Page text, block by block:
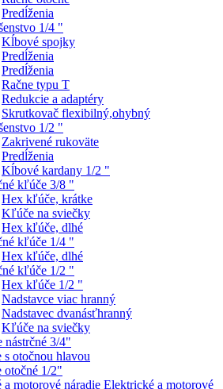
Predĺženia
1/4 "
Kĺbové spojky
Predĺženia
Predĺženia
Račne typu T
Redukcie a adaptéry
Skrutkovač flexibilný,ohybný
1/2 "
Zakrivené rukoväte
Predĺženia
Kĺbové kardany 1/2 "
kľúče 3/8 "
Hex kľúče, krátke
Kľúče na sviečky
Hex kľúče, dlhé
kľúče 1/4 "
Hex kľúče, dlhé
kľúče 1/2 "
Hex kľúče 1/2 "
Nadstavce viac hranný
Nadstavec dvanásťhranný
Kľúče na sviečky
3/4"
s otočnou hlavou
otočné 1/2"
Elektrické a motorové